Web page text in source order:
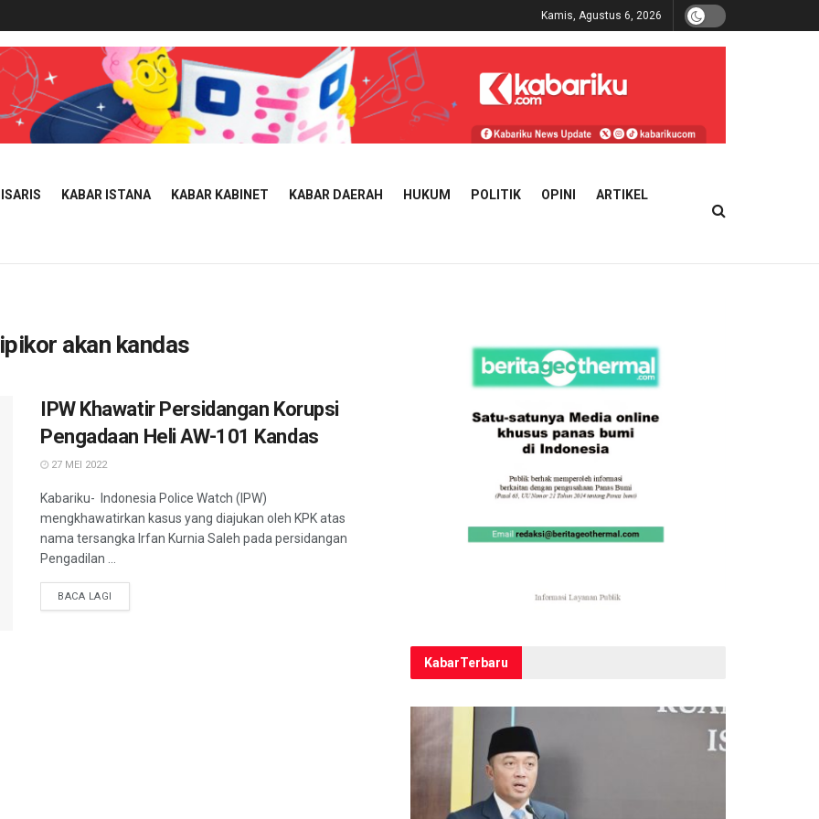
Kamis, Agustus 6, 2026
KABAR ISTANA KABAR KABINET KABAR DAERAH HUKUM POLITIK OPINI ARTIKEL
akan kandas
IPW Khawatir Persidangan Korupsi
Pengadaan Heli AW-101 Kandas
27 MEI 2022
Kabariku- Indonesia Police Watch (IPW)
mengkhawatirkan kasus yang diajukan oleh KPK atas
nama tersangka Irfan Kurnia Saleh pada persidangan
Pengadilan ...
BACA LAGI
KabarTerbaru